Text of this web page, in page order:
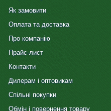
Як замовити
Оплата та доставка
Про компанію
Прайс-лист
Контакти
Дилерам і оптовикам
Спільні покупки
Обмін і повернення товару